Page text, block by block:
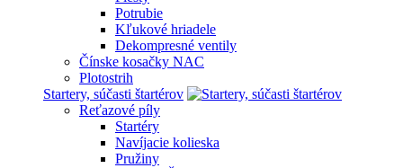
Potrubie
Kľukové hriadele
Dekompresné ventily
Čínske kosačky NAC
Plotostrih
Startery, súčasti štartérov
Reťazové píly
Startéry
Navíjacie kolieska
Pružiny